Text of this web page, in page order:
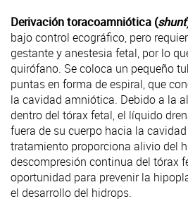
Derivación toracoamniótica (shunt
bajo control ecográfico, pero
gestante y anestesia fetal, por lo
quirófano. Se coloca un pequeño
puntas en forma de espiral, que
la cavidad amniótica. Debido a la
dentro del tórax fetal, el líquido
fuera de su cuerpo hacia la
tratamiento proporciona alivio del
descompresión continua del tórax
oportunidad para prevenir la
el desarrollo del hidrops.